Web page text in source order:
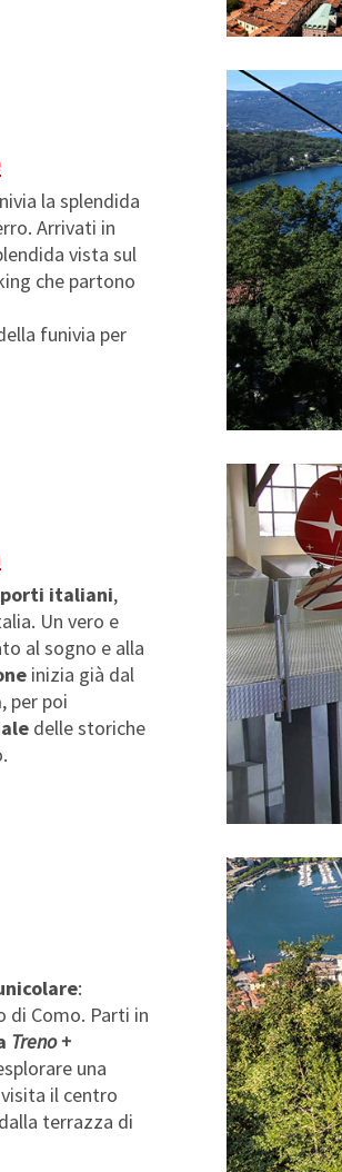
la splendida
Arrivati in
vista sul
che partono
funivia per
italiani,
Un vero e
al sogno e alla
inizia già dal
, per poi
delle storiche
:
di Como. Parti in
Treno +
una
il centro
terrazza di